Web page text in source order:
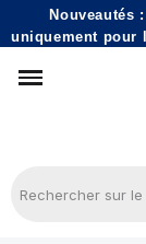
Nouveautés
uniquement pour